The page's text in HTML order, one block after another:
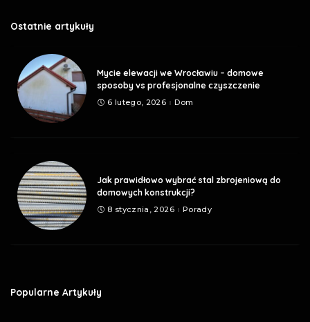
Ostatnie artykuły
Mycie elewacji we Wrocławiu – domowe
sposoby vs profesjonalne czyszczenie
6 lutego, 2026 Dom
Jak prawidłowo wybrać stal zbrojeniową do
domowych konstrukcji?
8 stycznia, 2026 Porady
Popularne Artykuły